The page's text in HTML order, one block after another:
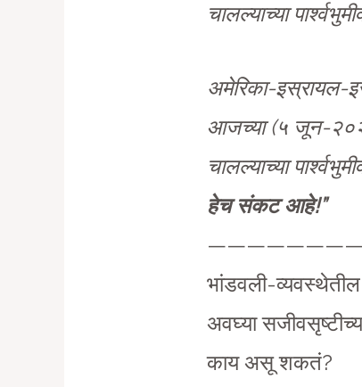
चालल्याच्या
अमेरिका-इस्रायल-
आजच्या (५ जून-२०२६)
चालल्याच्या
हेच संकट आहे!”
भांडवली-व्यवस्थेतील
अवघ्या
काय असू शकतं?